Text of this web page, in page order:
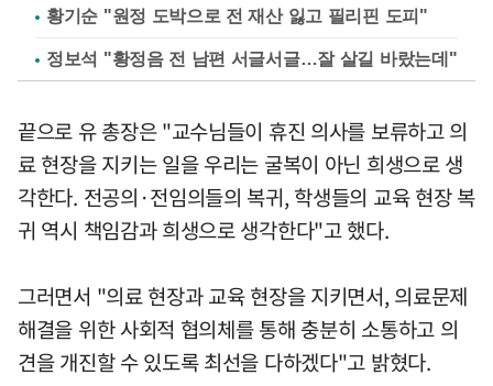
황기순 "원정 도박으로 전 재산 잃고 필리핀 도피"
정보석 "황정음 전 남편 서글서글…잘 살길 바랐는데"
끝으로 유 총장은 "교수님들이 휴진 의사를 보류하고 의
료 현장을 지키는 일을 우리는 굴복이 아닌 희생으로 생
각한다. 전공의·전임의들의 복귀, 학생들의 교육 현장 복
귀 역시 책임감과 희생으로 생각한다"고 했다.
그러면서 "의료 현장과 교육 현장을 지키면서, 의료문제
해결을 위한 사회적 협의체를 통해 충분히 소통하고 의
견을 개진할 수 있도록 최선을 다하겠다"고 밝혔다.